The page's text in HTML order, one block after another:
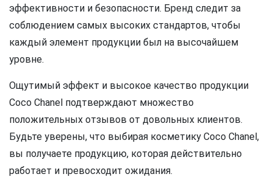
эффективности и безопасности. Бренд следит за
соблюдением самых высоких стандартов, чтобы
каждый элемент продукции был на высочайшем
уровне.
Ощутимый эффект и высокое качество продукции
Coco Chanel подтверждают множество
положительных отзывов от довольных клиентов.
Будьте уверены, что выбирая косметику Coco Chanel,
вы получаете продукцию, которая действительно
работает и превосходит ожидания.